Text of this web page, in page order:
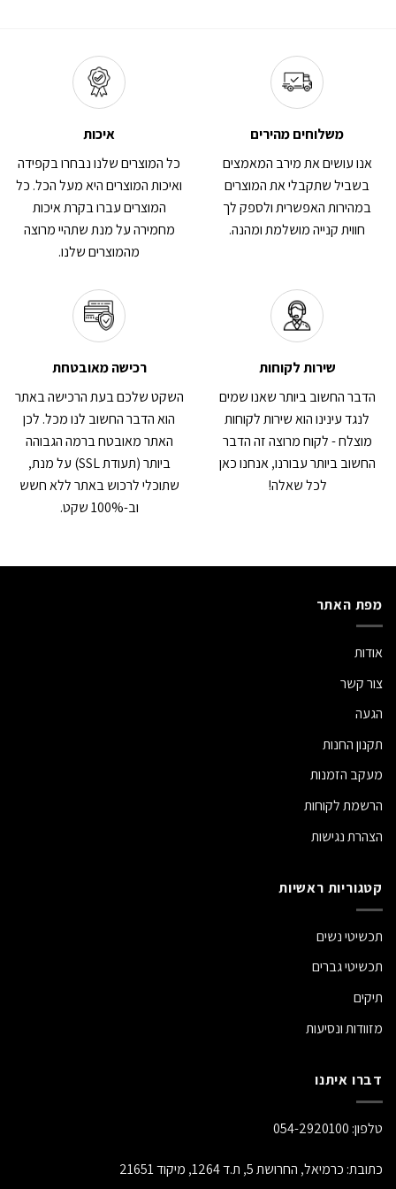
משלוחים מהירים
אנו עושים את מירב המאמצים
בשביל שתקבלי את המוצרים
במהירות האפשרית ולספק לך
חווית קנייה מושלמת ומהנה.
איכות
כל המוצרים שלנו נבחרו בקפידה
ואיכות המוצרים היא מעל הכל. כל
המוצרים עברו בקרת איכות
מחמירה על מנת שתהיי מרוצה
מהמוצרים שלנו.
שירות לקוחות
הדבר החשוב ביותר שאנו שמים
לנגד עינינו הוא שירות לקוחות
מוצלח - לקוח מרוצה זה הדבר
החשוב ביותר עבורנו, אנחנו כאן
לכל שאלה!
רכישה מאובטחת
השקט שלכם בעת הרכישה באתר
הוא הדבר החשוב לנו מכל. לכן
האתר מאובטח ברמה הגבוהה
ביותר (תעודת SSL) על מנת,
שתוכלי לרכוש באתר ללא חשש
וב-100% שקט.
מפת האתר
אודות
צור קשר
הגעה
תקנון החנות
מעקב הזמנות
הרשמת לקוחות
הצהרת נגישות
קטגוריות ראשיות
תכשיטי נשים
תכשיטי גברים
תיקים
מזוודות ונסיעות
דברו איתנו
טלפון: 054-2920100
כתובת: כרמיאל, החרושת 5, ת.ד 1264, מיקוד 21651